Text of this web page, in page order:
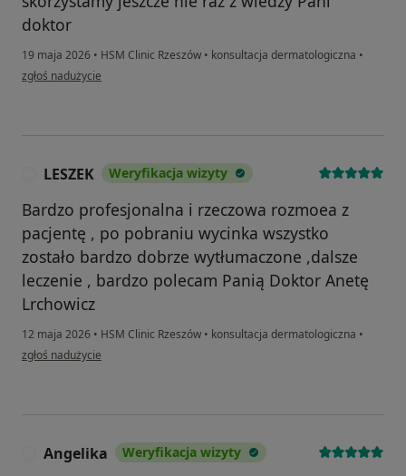
doktor
19 maja 2026 • HSM Clinic Rzeszów • konsultacja dermatologiczna •
w opinii użytkownika Mama Gabrysi
zgłoś nadużycie
LESZEK Weryfikacja wizyty
Bardzo profesjonalna i rzeczowa rozmoea z
pacjentę , po pobraniu wycinka wszystko
zostało bardzo dobrze wytłumaczone ,dalsze
leczenie , bardzo polecam Panią Doktor Anetę
Lrchowicz
12 maja 2026 • HSM Clinic Rzeszów • konsultacja dermatologiczna •
w opinii użytkownika LESZEK
zgłoś nadużycie
Angelika Weryfikacja wizyty